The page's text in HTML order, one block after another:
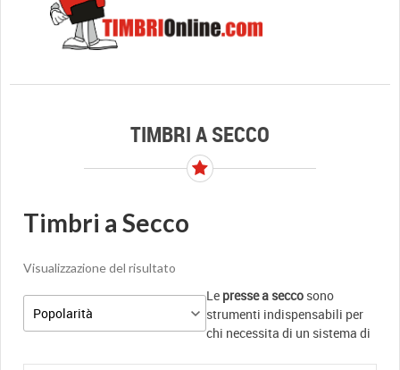
TIMBRI A SECCO
Timbri a Secco
Visualizzazione del risultato
Le presse a secco sono
strumenti indispensabili per
chi necessita di un sistema di